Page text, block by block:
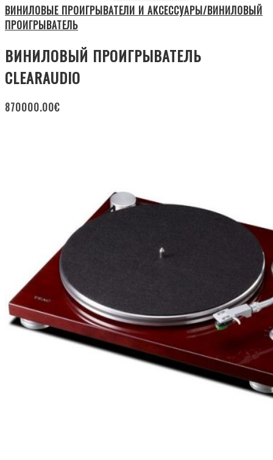
ВИНИЛОВЫЕ ПРОИГРЫВАТЕЛИ И АКСЕССУАРЫ/ВИНИЛОВЫЙ
ПРОИГРЫВАТЕЛЬ
ВИНИЛОВЫЙ ПРОИГРЫВАТЕЛЬ
CLEARAUDIO
870000.00€